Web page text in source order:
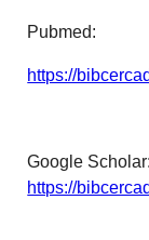
Pubmed:
https://
Google Scholar:
https://